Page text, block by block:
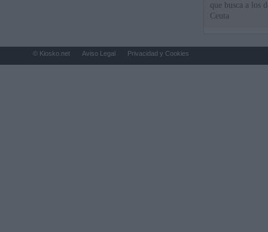
que busca a los
Ceuta
© Kiosko.net Aviso Legal Privacidad y Cookies